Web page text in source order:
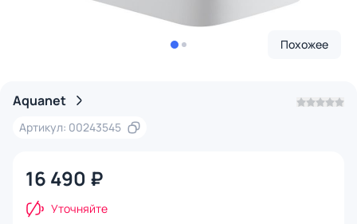
Похожее
Aquanet
Артикул: 00243545
16 490 ₽
Уточняйте